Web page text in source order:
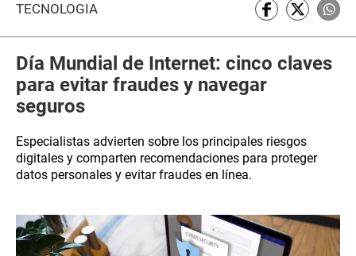
TECNOLOGÍA
Día Mundial de Internet: cinco claves
para evitar fraudes y navegar
seguros
Especialistas advierten sobre los principales riesgos
digitales y comparten recomendaciones para proteger
datos personales y evitar fraudes en línea.